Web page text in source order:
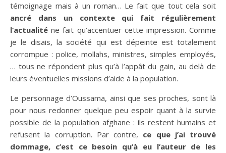
témoignage mais à un roman… Le fait que tout cela soit
ancré dans un contexte qui fait régulièrement
l’actualité ne fait qu’accentuer cette impression. Comme
je le disais, la société qui est dépeinte est totalement
corrompue : police, mollahs, ministres, simples employés,
… tous ne répondent plus qu’à l’appât du gain, au delà de
leurs éventuelles missions d’aide à la population.
Le personnage d’Oussama, ainsi que ses proches, sont là
pour nous redonner quelque peu espoir quant à la survie
possible de la population afghane : ils restent humains et
refusent la corruption. Par contre, ce que j’ai trouvé
dommage, c’est ce besoin qu’à eu l’auteur de les